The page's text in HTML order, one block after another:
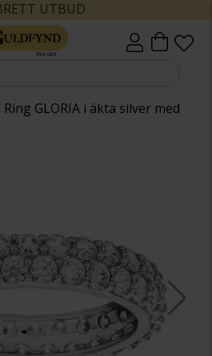
UTBUD
Ring GLORIA i äkta silver med